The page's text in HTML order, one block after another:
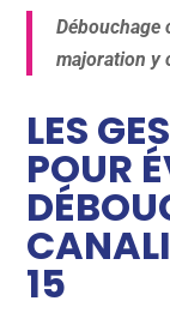
Débouchage
majoration y
LES
POUR
15